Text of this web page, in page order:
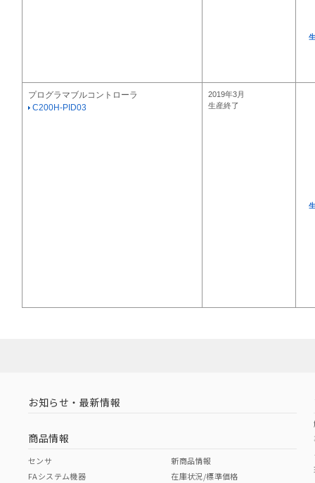
プログラマブルコントローラ
C200H-PID03
2019年3月
生産終了
お知らせ・最新情報
商品情報
センサ
FAシステム機器
新商品情報
在庫状況/標準価格